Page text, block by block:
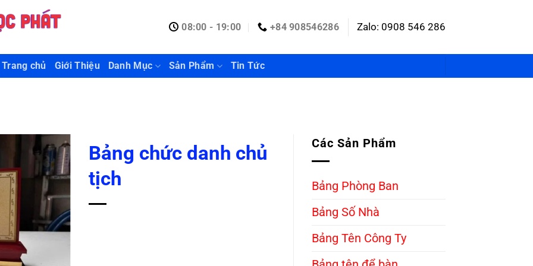
08:00 - 19:00 +84 908546286 Zalo: 0908 546 286
Trang chủ Giới Thiệu Danh Mục Sản Phẩm Tin Tức
Bảng chức danh chủ
tịch
Các Sản Phẩm
Bảng Phòng Ban
Bảng Số Nhà
Bảng Tên Công Ty